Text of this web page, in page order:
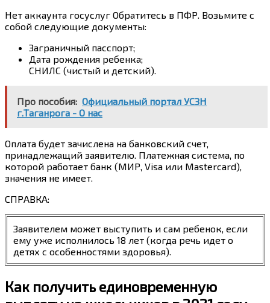
Нет аккаунта госуслуг Обратитесь в ПФР. Возьмите с
собой следующие документы:
Заграничный пасспорт;
Дата рождения ребенка;
СНИЛС (чистый и детский).
Про пособия: Официальный портал УСЗН
г.Таганрога - О нас
Оплата будет зачислена на банковский счет,
принадлежащий заявителю. Платежная система, по
которой работает банк (МИР, Visa или Mastercard),
значения не имеет.
СПРАВКА:
Заявителем может выступить и сам ребенок, если
ему уже исполнилось 18 лет (когда речь идет о
детях с особенностями здоровья).
Как получить единовременную